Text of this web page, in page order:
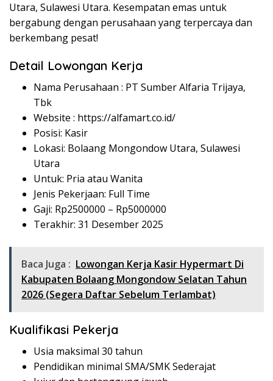
Utara, Sulawesi Utara. Kesempatan emas untuk
bergabung dengan perusahaan yang terpercaya dan
berkembang pesat!
Detail Lowongan Kerja
Nama Perusahaan : PT Sumber Alfaria Trijaya,
Tbk
Website : https://alfamart.co.id/
Posisi: Kasir
Lokasi: Bolaang Mongondow Utara, Sulawesi
Utara
Untuk: Pria atau Wanita
Jenis Pekerjaan: Full Time
Gaji: Rp2500000 – Rp5000000
Terakhir: 31 Desember 2025
Baca Juga : Lowongan Kerja Kasir Hypermart Di
Kabupaten Bolaang Mongondow Selatan Tahun
2026 (Segera Daftar Sebelum Terlambat)
Kualifikasi Pekerja
Usia maksimal 30 tahun
Pendidikan minimal SMA/SMK Sederajat